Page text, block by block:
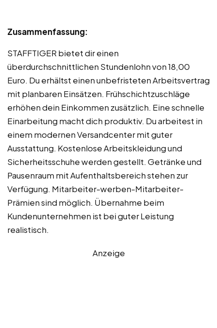
Zusammenfassung:
STAFFTIGER bietet dir einen
überdurchschnittlichen Stundenlohn von 18,00
Euro. Du erhältst einen unbefristeten Arbeitsvertrag
mit planbaren Einsätzen. Frühschichtzuschläge
erhöhen dein Einkommen zusätzlich. Eine schnelle
Einarbeitung macht dich produktiv. Du arbeitest in
einem modernen Versandcenter mit guter
Ausstattung. Kostenlose Arbeitskleidung und
Sicherheitsschuhe werden gestellt. Getränke und
Pausenraum mit Aufenthaltsbereich stehen zur
Verfügung. Mitarbeiter-werben-Mitarbeiter-
Prämien sind möglich. Übernahme beim
Kundenunternehmen ist bei guter Leistung
realistisch.
Anzeige